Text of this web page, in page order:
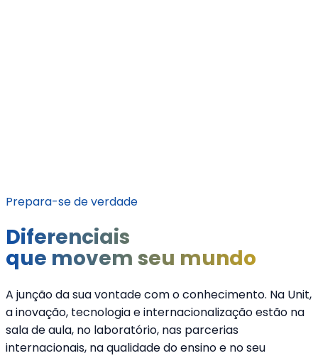
Prepara-se de verdade
Diferenciais
que movem seu mundo
A junção da sua vontade com o conhecimento. Na Unit,
a inovação, tecnologia e internacionalização estão na
sala de aula, no laboratório, nas parcerias
internacionais, na qualidade do ensino e no seu